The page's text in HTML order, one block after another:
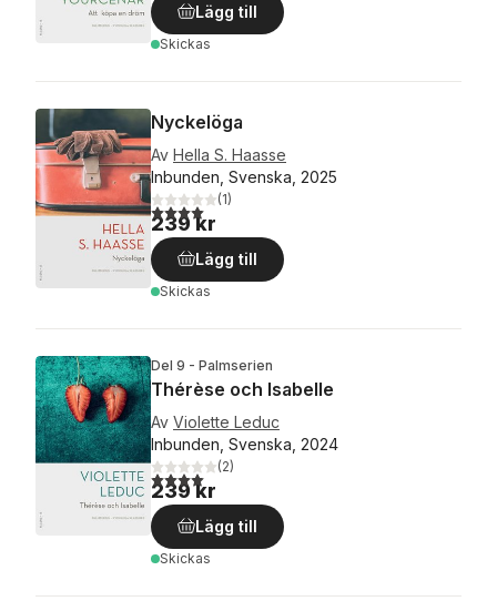
Lägg till
Skickas
Nyckelöga
Av Hella S. Haasse
Inbunden, Svenska, 2025
4,0utav 5 stjärnor. Totalt antal röster:
(1)
239 kr
Lägg till
Skickas
Del 9 - Palmserien
Thérèse och Isabelle
Av Violette Leduc
Inbunden, Svenska, 2024
4,0utav 5 stjärnor. Totalt antal röster:
(2)
239 kr
Lägg till
Skickas